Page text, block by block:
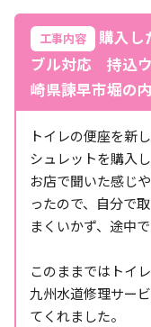
工事内容
購入し
ブル対応 持込
崎県諫早市堀の
トイレの便座を新
シュレットを購入し
お店で聞いた感じ
ったので、自分で
まくいかず、途中で
このままではトイ
九州水道修理サー
てくれました。